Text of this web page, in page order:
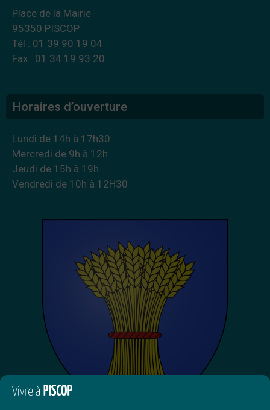
Place de la Mairie
95350 PISCOP
Tél : 01 39 90 19 04
Fax : 01 34 19 93 20
Horaires d’ouverture
Lundi de 14h à 17h30
Mercredi de 9h à 12h
Jeudi de 15h à 19h
Vendredi de 10h à 12H30